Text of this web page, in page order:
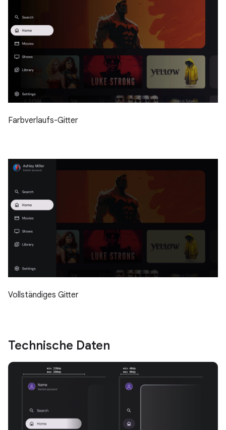
Farbverlaufs-Gitter
Vollständiges Gitter
Technische Daten